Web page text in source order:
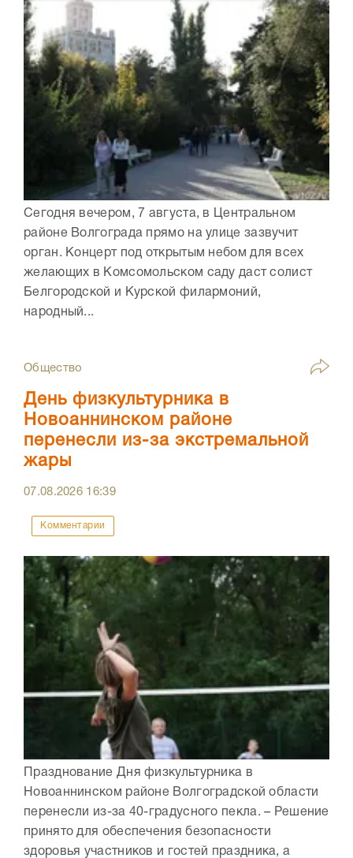
Сегодня вечером, 7 августа, в Центральном
районе Волгограда прямо на улице зазвучит
орган. Концерт под открытым небом для всех
желающих в Комсомольском саду даст солист
Белгородской и Курской филармоний,
народный...
Общество
День физкультурника в
Новоаннинском районе
перенесли из-за экстремальной
жары
07.08.2026 16:39
Комментарии
Празднование Дня физкультурника в
Новоаннинском районе Волгоградской области
перенесли из-за 40-градусного пекла. – Решение
принято для обеспечения безопасности
здоровья участников и гостей праздника, а